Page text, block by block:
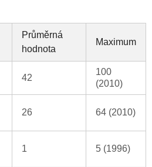
Průměrná
hodnota
Maximum
42
100
(2010)
26 64 (2010)
1 5 (1996)